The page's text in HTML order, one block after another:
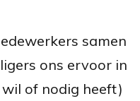
samen
ons ervoor in
of nodig heeft)